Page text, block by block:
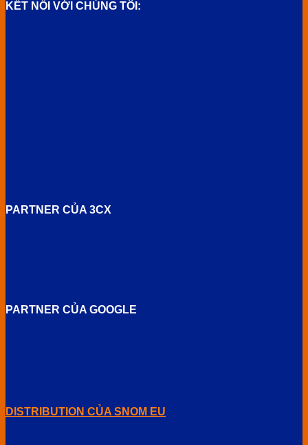
KẾT NỐI VỚI CHÚNG TÔI:
PARTNER CỦA 3CX
PARTNER CỦA GOOGLE
DISTRIBUTION CỦA SNOM EU